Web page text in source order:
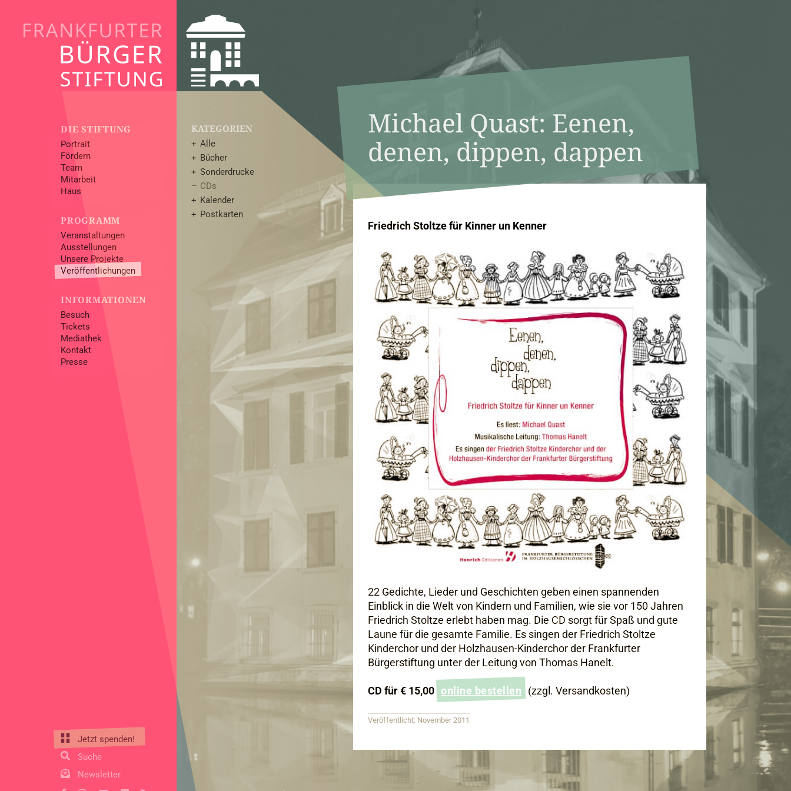
DIE STIFTUNG
Portrait
Fördern
Team
Mitarbeit
Haus
PROGRAMM
Veranstaltungen
Ausstellungen
Unsere Projekte
Veröffentlichungen
INFORMATIONEN
Besuch
Tickets
Mediathek
Kontakt
Presse
Jetzt spenden!
Suche
Newsletter
KATEGORIEN
Alle
Bücher
Sonderdrucke
CDs
Kalender
Postkarten
Michael Quast: Eenen,
denen, dippen, dappen
Friedrich Stoltze für Kinner un Kenner
22 Gedichte, Lieder und Geschichten geben einen spannenden
Einblick in die Welt von Kindern und Familien, wie sie vor 150 Jahren
Friedrich Stoltze erlebt haben mag. Die CD sorgt für Spaß und gute
Laune für die gesamte Familie. Es singen der Friedrich Stoltze
Kinderchor und der Holzhausen-Kinderchor der Frankfurter
Bürgerstiftung unter der Leitung von Thomas Hanelt.
CD für € 15,00 online bestellen (zzgl. Versandkosten)
Veröffentlicht: November 2011